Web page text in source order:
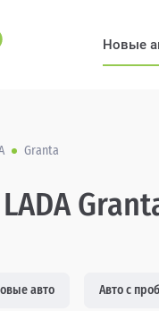
Новые
Granta
авто Авто с